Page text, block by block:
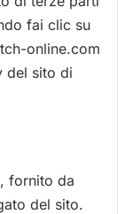
fai clic su
online.com
del sito di
fornito da
del sito.